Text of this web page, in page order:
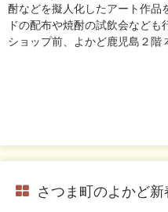
酎などを擬人化したアート作品
ドの配布や焼酎の試飲会など
ショップ前、よかど鹿児島２階
さつま町のよかど新